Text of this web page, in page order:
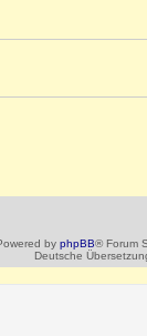
by phpBB® Forum
Deutsche